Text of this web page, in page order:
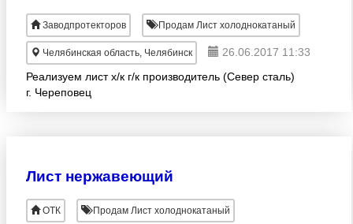
Заводпротекторов Продам Лист холоднокатаный
Челябинская область, Челябинск
26.06.2017 11:33
Реализуем лист х/к г/к производитель (Север сталь)
г. Череповец
Лист нержавеющий
ОТК Продам Лист холоднокатаный